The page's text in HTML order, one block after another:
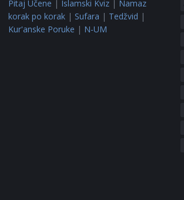
Pitaj Učene | Islamski Kviz | Namaz
korak po korak | Sufara | Tedžvid |
Kur'anske Poruke | N-UM